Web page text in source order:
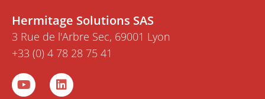
Hermitage Solutions SAS
3 Rue de l'Arbre Sec, 69001 Lyon
+33 (0) 4 78 28 75 41
Y
o
L
i